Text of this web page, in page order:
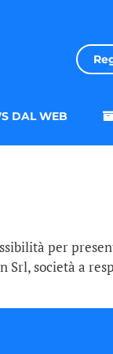
DAL WEB
per
società a